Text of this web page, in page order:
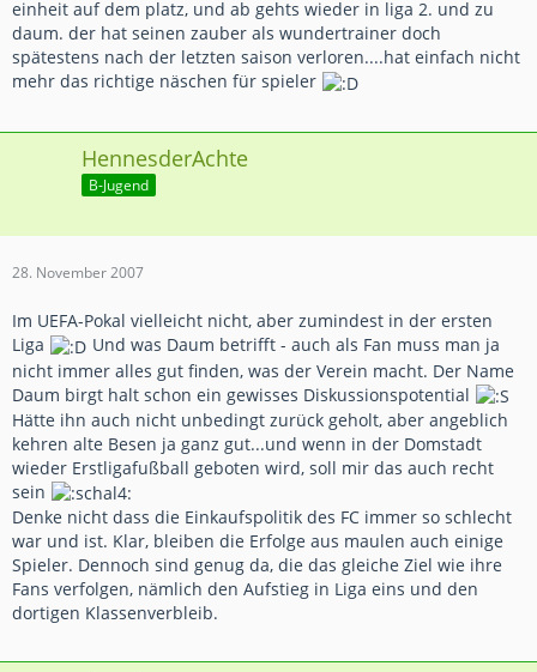
einheit auf dem platz, und ab gehts wieder in liga 2. und zu
daum. der hat seinen zauber als wundertrainer doch
spätestens nach der letzten saison verloren....hat einfach nicht
mehr das richtige näschen für spieler
HennesderAchte
B-Jugend
28. November 2007
Im UEFA-Pokal vielleicht nicht, aber zumindest in der ersten
Liga
Und was Daum betrifft - auch als Fan muss man ja
nicht immer alles gut finden, was der Verein macht. Der Name
Daum birgt halt schon ein gewisses Diskussionspotential
Hätte ihn auch nicht unbedingt zurück geholt, aber angeblich
kehren alte Besen ja ganz gut...und wenn in der Domstadt
wieder Erstligafußball geboten wird, soll mir das auch recht
sein
Denke nicht dass die Einkaufspolitik des FC immer so schlecht
war und ist. Klar, bleiben die Erfolge aus maulen auch einige
Spieler. Dennoch sind genug da, die das gleiche Ziel wie ihre
Fans verfolgen, nämlich den Aufstieg in Liga eins und den
dortigen Klassenverbleib.